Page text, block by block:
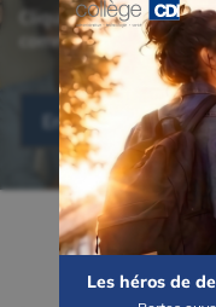
Les héros de
Cliquez sur le bouton
communiquera avec
En savoir plus